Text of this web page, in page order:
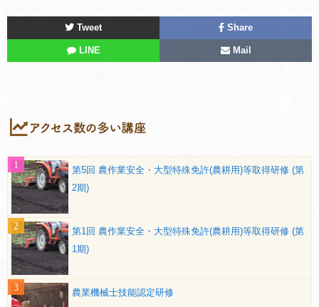
Tweet Share
LINE Mail
第5回 農作業安全・大型特殊免許(農耕用)等取得研修 (第
2期)
第1回 農作業安全・大型特殊免許(農耕用)等取得研修 (第
1期)
農業機械士技能認定研修